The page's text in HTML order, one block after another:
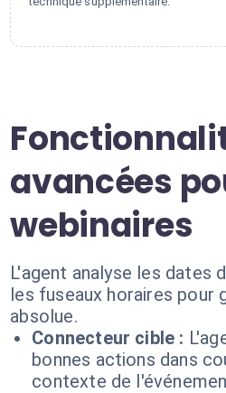
avancées
webinaires
L'agent analyse les dates
les fuseaux horaires pour
absolue.
Connecteur cible :
bonnes actions dans
contexte de